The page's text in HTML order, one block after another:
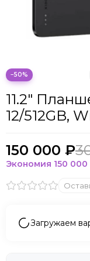
Microsoft
Nintendo
ONYX BOOX
Oukitel
Pico
POCO
Sony
Valve
Whoop
−50%
11.2"
12/512GB,
150 000 ₽
Экономия 150 000
Загружаем